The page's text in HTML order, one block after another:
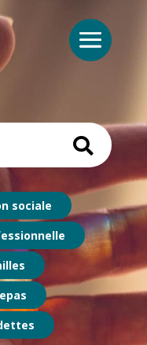
sociale